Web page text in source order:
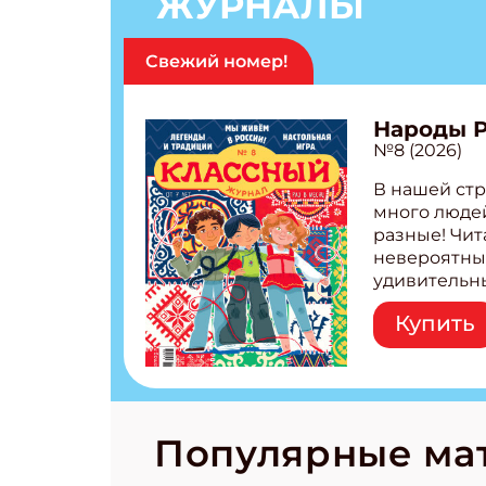
Свежий номер!
Народы
№8 (2026)
В нашей
много
разные!
народов
Легенды
бурятов
странные
Купить
Популярные